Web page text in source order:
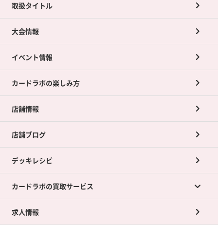
取扱タイトル
大会情報
イベント情報
カードラボの楽しみ方
店舗情報
店舗ブログ
デッキレシピ
カードラボの買取サービス
カードラボの買取サービスTOP
求人情報